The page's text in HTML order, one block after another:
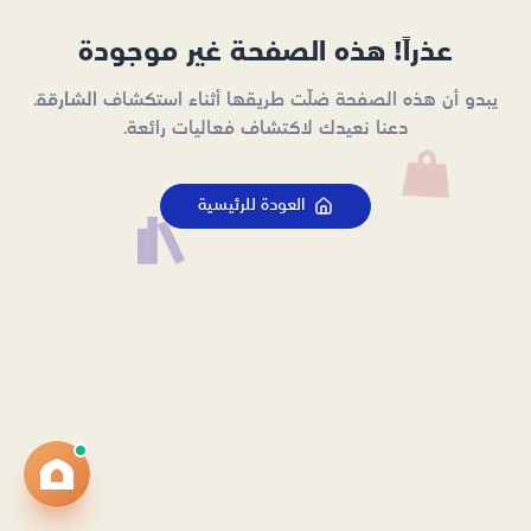
عذراً! هذه الصفحة غير موجودة
يبدو أن هذه الصفحة ضلّت طريقها أثناء استكشاف الشارقة.
دعنا نعيدك لاكتشاف فعاليات رائعة.
العودة للرئيسية